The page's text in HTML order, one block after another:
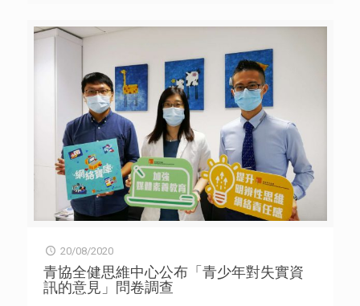
是她多年來所領悟的智慧，亦成為她做人處事的座右銘。
青年大使梁馨琳則有另一番體會，她在疫情期間未能參與前
線服務，但參與了一些在家服務如為書本《「郵」歷香港
II》撰寫文章，透過文字介紹香港，活用自己擁有的技能，
在有限的情況下推動香港旅遊業，而撰寫過程中亦增加她對
本地文化的了解，對日後服務大有助益。她寄語新任青年大
使努力發奮，在疫情下同樣精力充沛，積極參與活動。 另
一位新任青年大使顧庭宇表示，他期待能親身向世界各地的
旅客展現香港多面的魅力，並透過多元的培訓和服務體驗，
提升軟技能及增加對旅遊業的認識，以更清晰的角度思考生
涯規劃。 「香港青年大使計劃」自2001年成立至今，已培
育逾4,100名青年，服務時數超過41萬小時。他們透過前線
服務，共同努力發揚好客之道，讓旅客感到賓至如歸。適逢
所作的貢獻，意義重大。今年計劃將繼續透過一系列特色的
義工服務，啟迪青年禮待旅客的文化。詳情請瀏覽網站
yas.hkfyg.org.hk。
調查方式，於今年5月20日至6月30日期間，訪問647名本港
10至35歲青少年。調查發現，表示曾吸食大麻的125人中，
主要是透過朋友獲得大麻（87.2%），其次從網上購買
（14.4%）【表10】。 青協西貢及黃大仙外展社會工作隊
單位主任楊健華引述調查指出，部分青少年對大麻存在明顯
誤解，包括︰「大麻對大腦的傷害少過煙酒」（35.7%）、
「外國有部分國家推行合法化，所以大麻帶來的傷害應該不
大」（32.6%）、不同意「大麻是毒品」（27.2%）等【表
20】。另外，七成六（76.5%）受訪者認為香港對大麻的教
育不足【表17】。 被問到對不同成癮物質的接受程度時，
兩成七（27.7%）受訪青少年接受大麻，較其他危害精神毒
品如可卡因（3.3%）、冰毒（2.3%）及氯胺酮（1.6%）為
高，但較煙草（37.4%）及電子煙（38.2%）為低【表
傷害屬於輕度；逾半成（6.2%）認為大麻沒有帶來傷害，可
見部分青少年忽略大麻的害處【表12】。 調查亦發現，逾
九成（92%）受訪青少年曾接觸大麻壞處的資訊【表15】；
然而，亦有五成七（57.2%）曾接觸大麻好處的資訊【表
20/08/2020
青協全健思維中心公布「青少年對失實資
訊的意見」問卷調查